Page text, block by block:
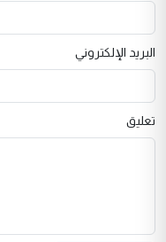
البريد الإلكتروني
تعليق